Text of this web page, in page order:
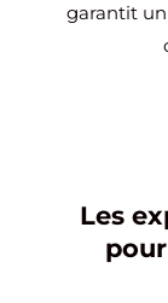
garantit
Les